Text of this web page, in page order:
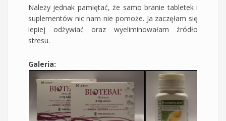
Należy jednak pamiętać, że samo branie tabletek i
suplementów nic nam nie pomoże. Ja zaczęłam się
lepiej odżywiać oraz wyeliminowałam źródło
stresu.
Galeria: